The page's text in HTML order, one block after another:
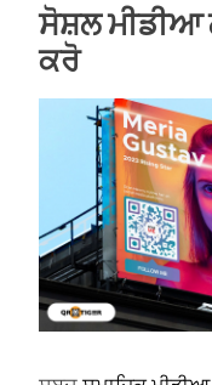
ਸੋਸ਼ਲ ਮੀਡੀਆ
ਕਰੋ